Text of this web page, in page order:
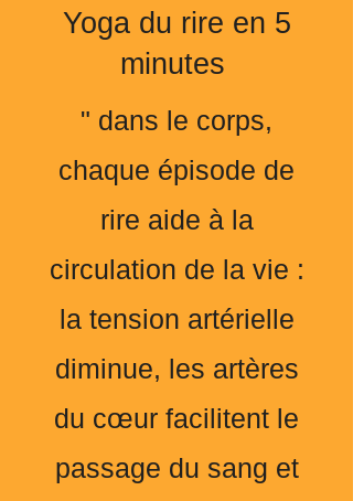
Yoga du rire en 5
minutes
" dans le corps,
chaque épisode de
rire aide à la
circulation de la vie :
la tension artérielle
diminue, les artères
du cœur facilitent le
passage du sang et